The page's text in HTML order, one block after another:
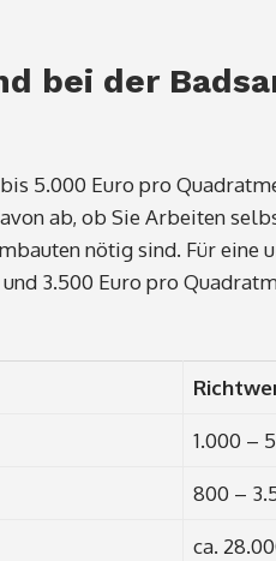
bei der
5.000 Euro pro
ab, ob Sie Arbeiten
nötig sind. Für eine
3.500 Euro pro
1.000 –
800 –
ca.